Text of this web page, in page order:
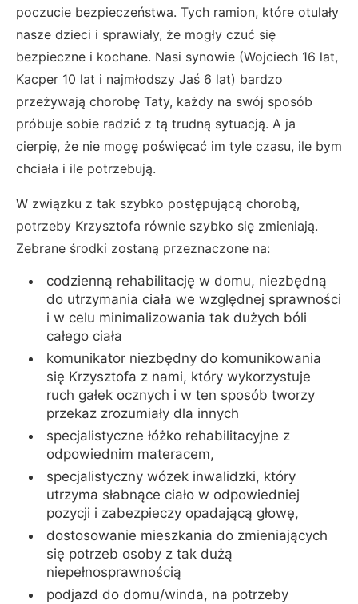
poczucie bezpieczeństwa. Tych ramion, które otulały
nasze dzieci i sprawiały, że mogły czuć się
bezpieczne i kochane. Nasi synowie (Wojciech 16 lat,
Kacper 10 lat i najmłodszy Jaś 6 lat) bardzo
przeżywają chorobę Taty, każdy na swój sposób
próbuje sobie radzić z tą trudną sytuacją. A ja
cierpię, że nie mogę poświęcać im tyle czasu, ile bym
chciała i ile potrzebują.
W związku z tak szybko postępującą chorobą,
potrzeby Krzysztofa równie szybko się zmieniają.
Zebrane środki zostaną przeznaczone na:
codzienną rehabilitację w domu, niezbędną
do utrzymania ciała we względnej sprawności
i w celu minimalizowania tak dużych bóli
całego ciała
komunikator niezbędny do komunikowania
się Krzysztofa z nami, który wykorzystuje
ruch gałek ocznych i w ten sposób tworzy
przekaz zrozumiały dla innych
specjalistyczne łóżko rehabilitacyjne z
odpowiednim materacem,
specjalistyczny wózek inwalidzki, który
utrzyma słabnące ciało w odpowiedniej
pozycji i zabezpieczy opadającą głowę,
dostosowanie mieszkania do zmieniających
się potrzeb osoby z tak dużą
niepełnosprawnością
podjazd do domu/winda, na potrzeby